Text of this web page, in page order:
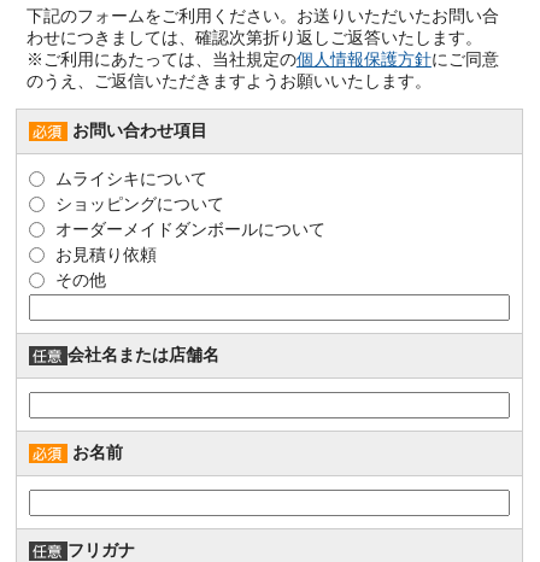
下記のフォームをご利用ください。お送りいただいたお問い合
わせにつきましては、確認次第折り返しご返答いたします。
※ご利用にあたっては、当社規定の個人情報保護方針にご同意
のうえ、ご返信いただきますようお願いいたします。
お問い合わせ項目
ムライシキについて
ショッピングについて
オーダーメイドダンボールについて
お見積り依頼
その他
会社名または店舗名
お名前
フリガナ